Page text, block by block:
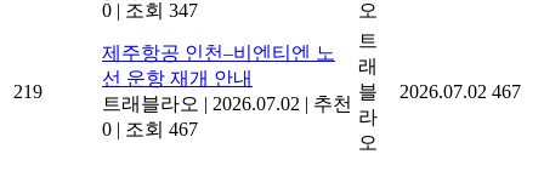
0 | 조회 347
오
219
제주항공 인천–비엔티엔 노
선 운항 재개 안내
트래블라오 | 2026.07.02 | 추천
0 | 조회 467
트
래
블
라
오
2026.07.02 467